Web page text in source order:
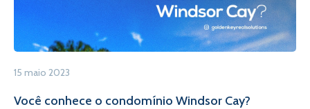
15 maio 2023
Você conhece o condomínio Windsor Cay?